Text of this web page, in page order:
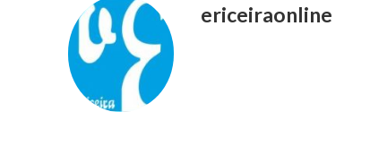
ericeiraonline